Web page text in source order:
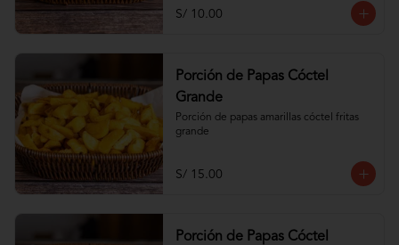
S/ 10.00
Porción de Papas Cóctel
Grande
Porción de papas amarillas cóctel fritas
grande
S/ 15.00
Porción de Papas Cóctel